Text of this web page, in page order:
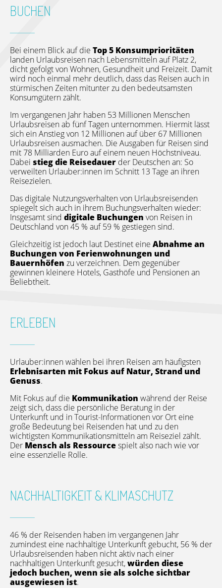
BUCHEN
Bei einem Blick auf die Top 5 Konsumprioritäten
landen Urlaubsreisen nach Lebensmitteln auf Platz 2,
dicht gefolgt von Wohnen, Gesundheit und Freizeit. Damit
wird noch einmal mehr deutlich, dass das Reisen auch in
stürmischen Zeiten mitunter zu den bedeutsamsten
Konsumgütern zählt.
Im vergangenen Jahr haben 53 Millionen Menschen
Urlaubsreisen ab fünf Tagen unternommen. Hiermit lässt
sich ein Anstieg von 12 Millionen auf über 67 Millionen
Urlaubsreisen ausmachen. Die Ausgaben für Reisen sind
mit 78 Milliarden Euro auf einem neuen Höchstniveau.
Dabei stieg die Reisedauer der Deutschen an: So
verweilten Urlauber:innen im Schnitt 13 Tage an ihren
Reisezielen.
Das digitale Nutzungsverhalten von Urlaubsreisenden
spiegelt sich auch in ihrem Buchungsverhalten wieder:
Insgesamt sind digitale Buchungen von Reisen in
Deutschland von 45 % auf 59 % gestiegen sind.
Gleichzeitig ist jedoch laut Destinet eine Abnahme an
Buchungen von Ferienwohnungen und
Bauernhöfen zu verzeichnen. Dem gegenüber
gewinnen kleinere Hotels, Gasthöfe und Pensionen an
Beliebtheit.
ERLEBEN
Urlauber:innen wählen bei ihren Reisen am häufigsten
Erlebnisarten mit Fokus auf Natur, Strand und
Genuss.
Mit Fokus auf die Kommunikation während der Reise
zeigt sich, dass die persönliche Beratung in der
Unterkunft und in Tourist-Informationen vor Ort eine
große Bedeutung bei Reisenden hat und zu den
wichtigsten Kommunikationsmitteln am Reiseziel zählt.
Der Mensch als Ressourcespielt also nach wie vor
eine essenzielle Rolle.
NACHHALTIGKEIT & KLIMASCHUTZ
46 % der Reisenden haben im vergangenen Jahr
zumindest eine nachhaltige Unterkunft gebucht, 56 % der
Urlaubsreisenden haben nicht aktiv nach einer
nachhaltigen Unterkunft gesucht,würden diese
jedoch buchen, wenn sie als solche sichtbar
ausgewiesen ist.